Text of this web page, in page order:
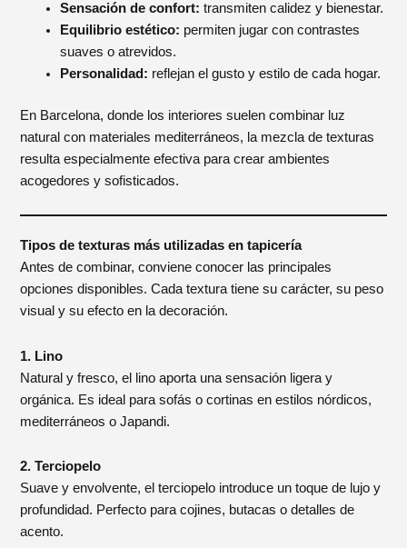
Sensación de confort: transmiten calidez y bienestar.
Equilibrio estético: permiten jugar con contrastes
suaves o atrevidos.
Personalidad: reflejan el gusto y estilo de cada hogar.
En Barcelona, donde los interiores suelen combinar luz
natural con materiales mediterráneos, la mezcla de texturas
resulta especialmente efectiva para crear ambientes
acogedores y sofisticados.
Tipos de texturas más utilizadas en tapicería
Antes de combinar, conviene conocer las principales
opciones disponibles. Cada textura tiene su carácter, su peso
visual y su efecto en la decoración.
1. Lino
Natural y fresco, el lino aporta una sensación ligera y
orgánica. Es ideal para sofás o cortinas en estilos nórdicos,
mediterráneos o Japandi.
2. Terciopelo
Suave y envolvente, el terciopelo introduce un toque de lujo y
profundidad. Perfecto para cojines, butacas o detalles de
acento.